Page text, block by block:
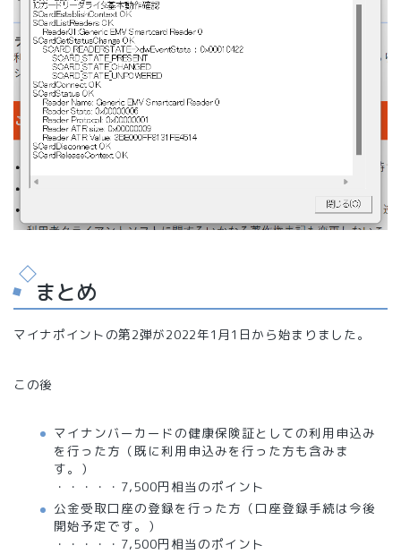
まとめ
マイナポイントの第2弾が2022年1月1日から始まりました。
この後
マイナンバーカードの健康保険証としての利用申込み
を行った方（既に利用申込みを行った方も含みま
す。）
・・・・・7,500円相当のポイント
公金受取口座の登録を行った方（口座登録手続は今後
開始予定です。）
・・・・・7,500円相当のポイント